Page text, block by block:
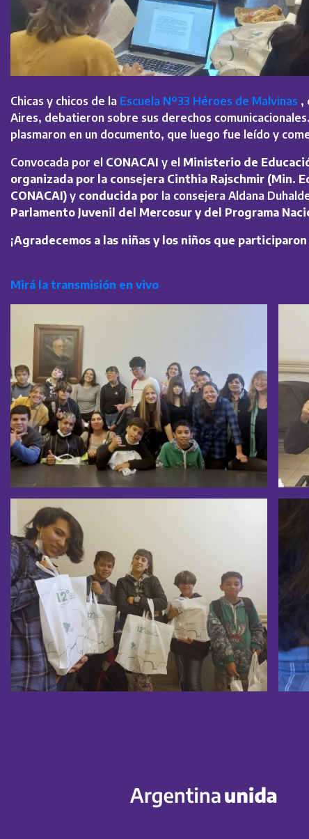
Chicas y chicos de la Escuela Nº33 Héroes de Malvinas ,
Aires, debatieron sobre sus derechos
plasmaron en un documento, que luego fue leído y
Convocada por el CONACAI y el Ministerio de
organizada por la consejera Cinthia Rajschmir (Min.
CONACAI) y conducida por la consejera Aldana
Parlamento Juvenil del Mercosur y del Programa
¡Agradecemos a las niñas y los niños que
Mirá la transmisión en vivo